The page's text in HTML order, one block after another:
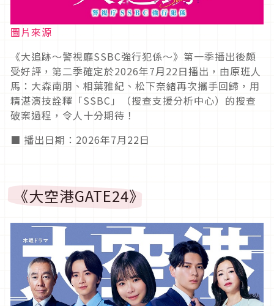
圖片來源
《大追跡～警視廳SSBC強行犯係～》第一季播出後頗
受好評，第二季確定於2026年7月22日播出，由原班人
馬：大森南朋、相葉雅紀、松下奈緒再次攜手回歸，用
精湛演技詮釋「SSBC」（搜查支援分析中心）的搜查
破案過程，令人十分期待！
■ 播出日期：2026年7月22日
《大空港GATE24》